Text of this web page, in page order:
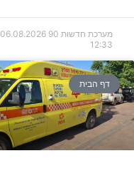
מערכת חדשות 90
06.08.2026
12:33
דף הבית